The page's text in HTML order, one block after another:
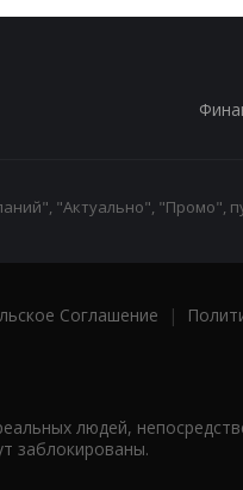
"Актуально", "Промо",
Соглашение |
людей,
заблокированы.